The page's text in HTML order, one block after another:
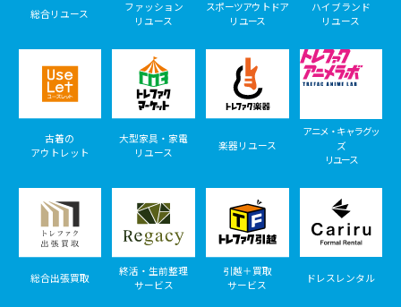
総合リユース
ファッション
リユース
スポーツアウトドア
リユース
ハイブランド
リユース
古着の
アウトレット
大型家具・家電
リユース
楽器リユース
アニメ・キャラグッ
ズ
リユース
総合出張買取
終活・生前整理
サービス
引越＋買取
サービス
ドレスレンタル